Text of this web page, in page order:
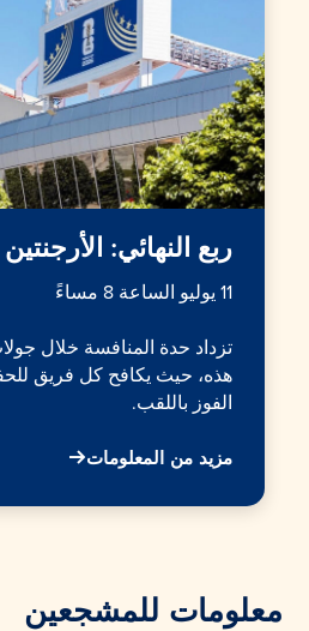
ربع النهائي:
11 يوليو الساعة 8 مساءً
تزداد حدة المنافسة خلال
هذه، حيث يكافح كل فريق
الفوز باللقب.
مزيد من المعلومات
معلومات للمشجعين